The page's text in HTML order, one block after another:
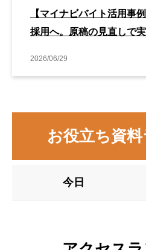
【マイナビバイト活用事
採用へ。原稿の見直しで
2026/06/29
お役立ち資
今日